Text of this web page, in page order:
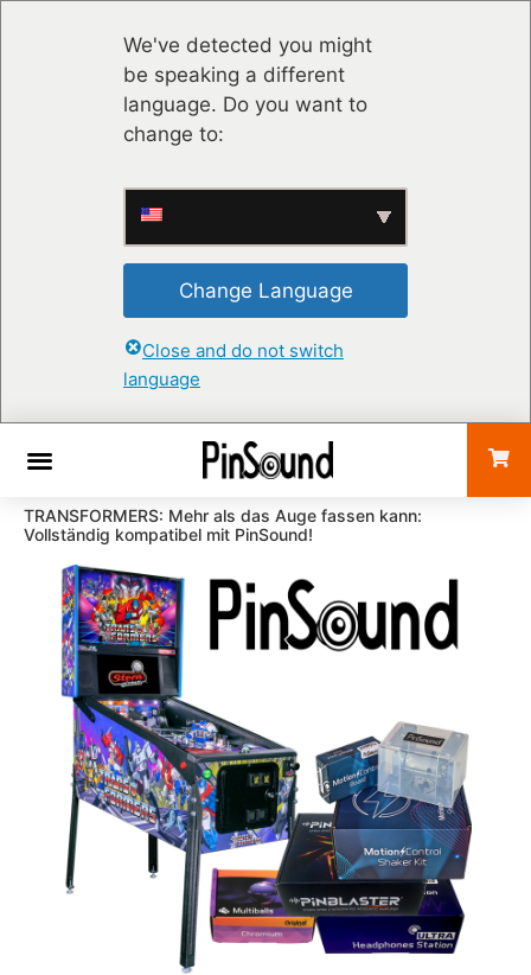
We've detected you might
be speaking a different
language. Do you want to
change to:
Change Language
Close and do not switch
language
TRANSFORMERS: Mehr als das Auge fassen kann:
Vollständig kompatibel mit PinSound!